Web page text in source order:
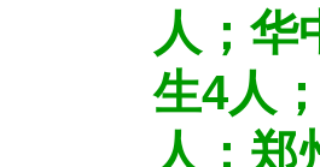
人；华
生4人
人；郑